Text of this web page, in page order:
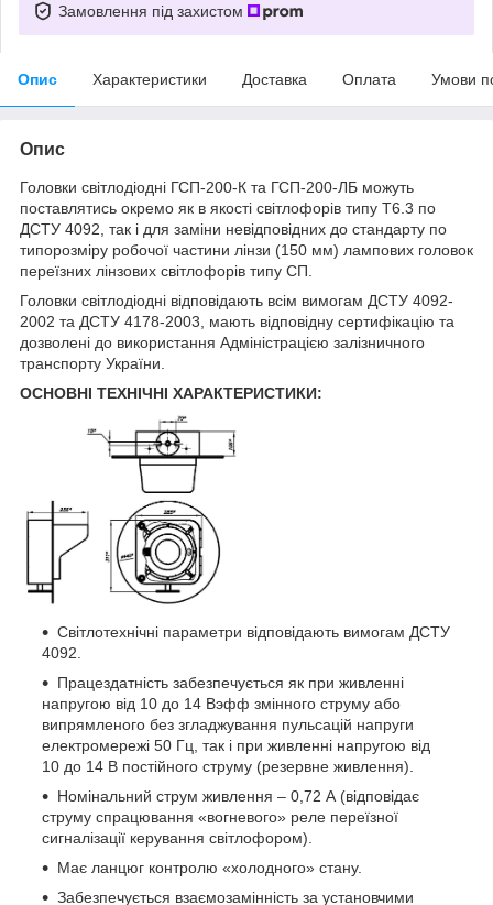
Замовлення під захистом
Опис Характеристики Доставка Оплата Умови
Опис
Головки світлодіодні ГСП-200-К та ГСП-200-ЛБ можуть
поставлятись окремо як в якості світлофорів типу Т6.3 по
ДСТУ 4092, так і для заміни невідповідних до стандарту по
типорозміру робочої частини лінзи (150 мм) лампових головок
переїзних лінзових світлофорів типу СП.
Головки світлодіодні відповідають всім вимогам ДСТУ 4092-
2002 та ДСТУ 4178-2003, мають відповідну сертифікацію та
дозволені до використання Адміністрацією залізничного
транспорту України.
ОСНОВНІ ТЕХНІЧНІ ХАРАКТЕРИСТИКИ:
Світлотехнічні параметри відповідають вимогам ДСТУ
4092.
Працездатність забезпечується як при живленні
напругою від 10 до 14 Вэфф змінного струму або
випрямленого без згладжування пульсацій напруги
електромережі 50 Гц, так і при живленні напругою від
10 до 14 В постійного струму (резервне живлення).
Номінальний струм живлення – 0,72 А (відповідає
струму спрацювання «вогневого» реле переїзної
сигналізації керування світлофором).
Має ланцюг контролю «холодного» стану.
Забезпечується взаємозамінність за установчими